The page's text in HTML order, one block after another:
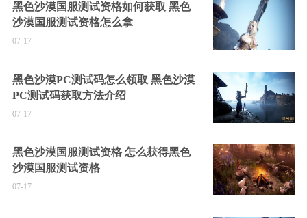
黑色沙漠国服测试资格如何获取 黑色
沙漠国服测试资格怎么拿
07-17
黑色沙漠PC测试码怎么领取 黑色沙漠
PC测试码获取方法介绍
07-17
黑色沙漠国服测试资格 怎么获得黑色
沙漠国服测试资格
07-17